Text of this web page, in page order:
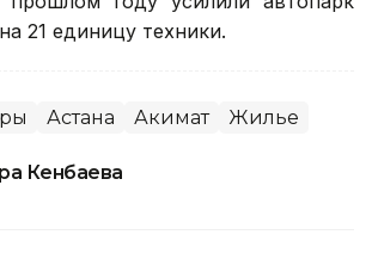
21 единицу техники.
Астана Акимат Жилье
Кенбаева